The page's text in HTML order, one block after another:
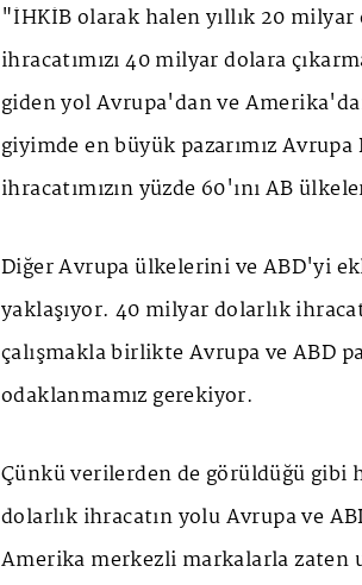
"İHKİB olarak halen yıllık 20 milyar
ihracatımızı 40 milyar dolara
giden yol Avrupa'dan ve
giyimde en büyük pazarımız
ihracatımızın yüzde 60'ını AB
Diğer Avrupa ülkelerini ve ABD'yi
yaklaşıyor. 40 milyar dolarlık
çalışmakla birlikte Avrupa ve ABD
odaklanmamız gerekiyor.
Çünkü verilerden de görüldüğü gibi
dolarlık ihracatın yolu Avrupa ve
Amerika merkezli markalarla zaten